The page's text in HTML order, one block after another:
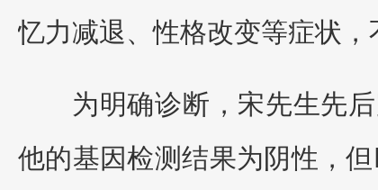
忆力减退、性格改变等症状，
为明确诊断，宋先生先
他的基因检测结果为阴性，